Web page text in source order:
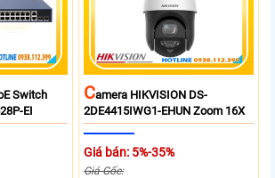
Switch
EI
CAmera HIKVISION DS-
2DE4415IWG1-EHUN Zoom 16X
Giá bán: 5%-35%
Giá Gốc: